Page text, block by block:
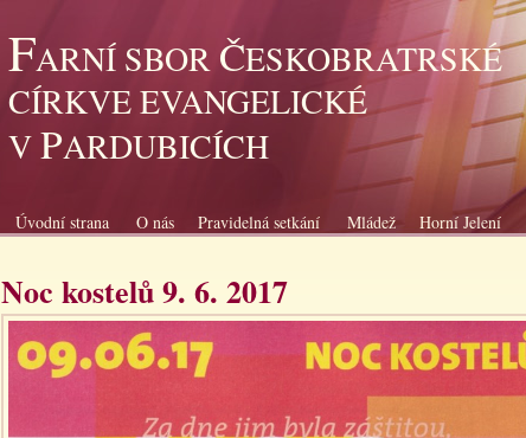
FARNÍ SBOR ČESKOBRATRSKÉ
CÍRKVE EVANGELICKÉ
VPARDUBICÍCH
Úvodní strana O nás Pravidelná setkání Mládež Horní Jelení
Noc kostelů 9. 6. 2017